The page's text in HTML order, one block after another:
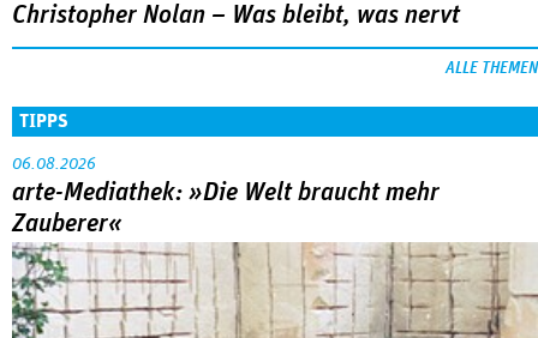
Christopher Nolan – Was bleibt, was nervt
ALLE THEMEN
TIPPS
06.08.2026
arte-Mediathek: »Die Welt braucht mehr
Zauberer«